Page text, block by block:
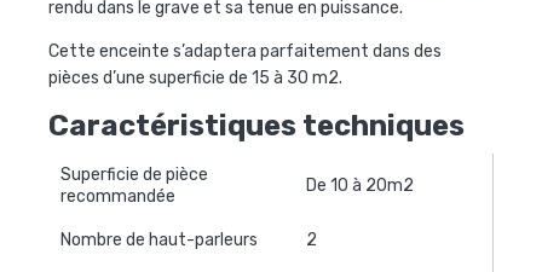
rendu dans le grave et sa tenue en puissance.
Cette enceinte s’adaptera parfaitement dans des
pièces d’une superficie de 15 à 30 m2.
Caractéristiques techniques
Superficie de pièce
recommandée
De 10 à 20m2
Nombre de haut-parleurs 2